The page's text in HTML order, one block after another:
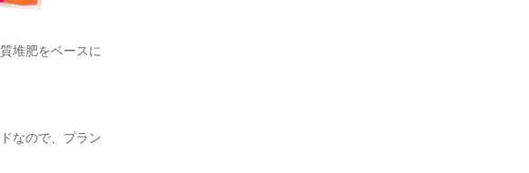
堆肥をベースに
なので、プラン